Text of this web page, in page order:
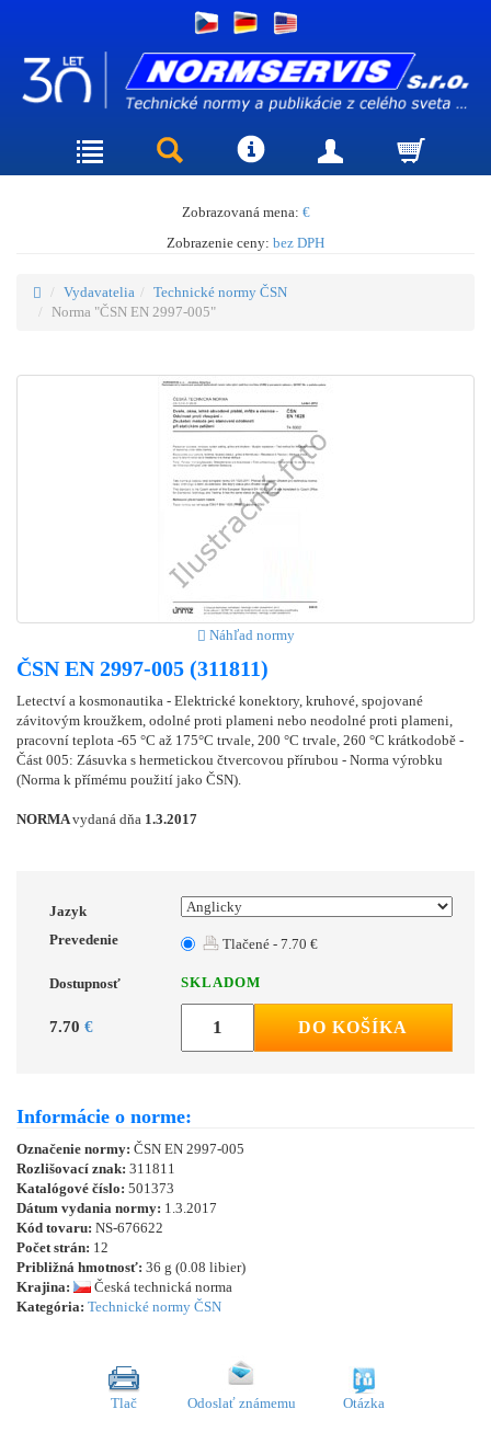
Zobrazovaná mena: €
Zobrazenie ceny: bez DPH
Vydavatelia
Technické normy ČSN
Norma "ČSN EN 2997-005"
Náhľad normy
ČSN EN 2997-005 (311811)
Letectví a kosmonautika - Elektrické konektory, kruhové, spojované
závitovým kroužkem, odolné proti plameni nebo neodolné proti plameni,
pracovní teplota -65 °C až 175°C trvale, 200 °C trvale, 260 °C krátkodobě -
Část 005: Zásuvka s hermetickou čtvercovou přírubou - Norma výrobku
(Norma k přímému použití jako ČSN).
NORMAvydaná dňa 1.3.2017
Jazyk
Prevedenie
Tlačené - 7.70 €
Dostupnosť SKLADOM
7.70 € DO KOŠÍKA
Informácie o norme:
Označenie normy: ČSN EN 2997-005
Rozlišovací znak: 311811
Katalógové číslo: 501373
Dátum vydania normy: 1.3.2017
Kód tovaru: NS-676622
Počet strán: 12
Približná hmotnosť: 36 g (0.08 libier)
Krajina:
Česká technická norma
Kategória: Technické normy ČSN
Tlač Odoslať známemu Otázka